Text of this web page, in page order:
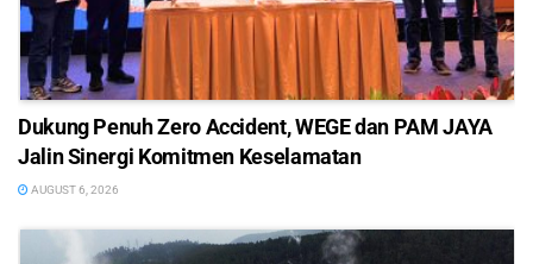
Dukung Penuh Zero Accident, WEGE dan PAM JAYA
Jalin Sinergi Komitmen Keselamatan
AUGUST 6, 2026